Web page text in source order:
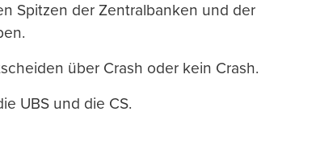
Spitzen der Zentralbanken und der
über Crash oder kein Crash.
UBS und die CS.